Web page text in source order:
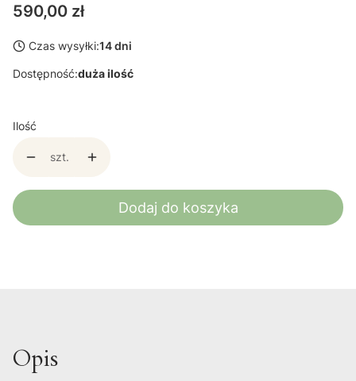
Cena
590,00 zł
Czas wysyłki:14 dni
Dostępność:duża ilość
Ilość
szt.
Dodaj do koszyka
Opis